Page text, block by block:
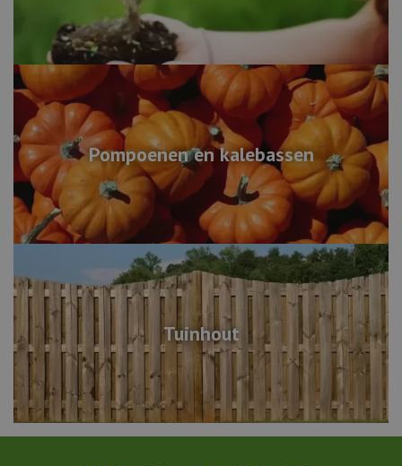
Pompoenen en kalebassen
Tuinhout